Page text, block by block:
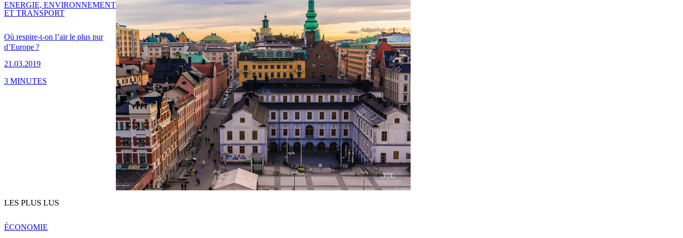
Où respire-t-on l’air le plus pur
d’Europe ?
21.03.2019
ENERGIE, ENVIRONNEMENT
ET TRANSPORT
3 MINUTES
LES PLUS LUS
ÉCONOMIE